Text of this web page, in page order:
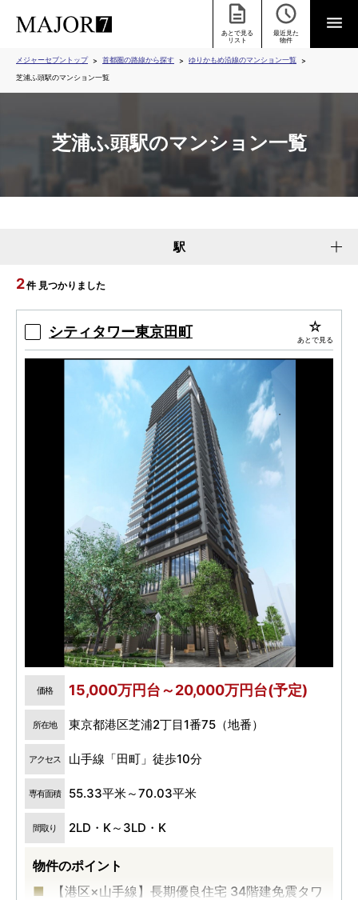
あとで見る
リスト
最近見た
物件
メジャーセブントップ 首都圏の路線から探す
ゆりかもめ沿線のマンション一覧
芝浦ふ頭駅のマンション一覧
芝浦ふ頭駅のマンション一覧
駅
2件 見つかりました
シティタワー東京田町 あとで見る
価格 15,000万円台～20,000万円台(予定)
所在地 東京都港区芝浦2丁目1番75（地番）
アクセス 山手線「田町」徒歩10分
専有面積 55.33平米～70.03平米
間取り 2LD・K～3LD・K
物件のポイント
【港区×山手線】長期優良住宅 34階建免震タワ